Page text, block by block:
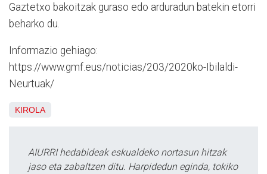
Gaztetxo bakoitzak guraso edo arduradun batekin etorri
beharko du.
Informazio gehiago:
https://www.gmf.eus/noticias/203/2020ko-Ibilaldi-
Neurtuak/
KIROLA
AIURRI hedabideak eskualdeko nortasun hitzak
jaso eta zabaltzen ditu. Harpidedun eginda, tokiko